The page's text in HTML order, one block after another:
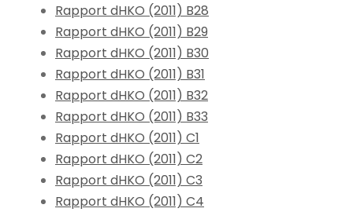
Rapport dHKO (2011) B28
Rapport dHKO (2011) B29
Rapport dHKO (2011) B30
Rapport dHKO (2011) B31
Rapport dHKO (2011) B32
Rapport dHKO (2011) B33
Rapport dHKO (2011) C1
Rapport dHKO (2011) C2
Rapport dHKO (2011) C3
Rapport dHKO (2011) C4